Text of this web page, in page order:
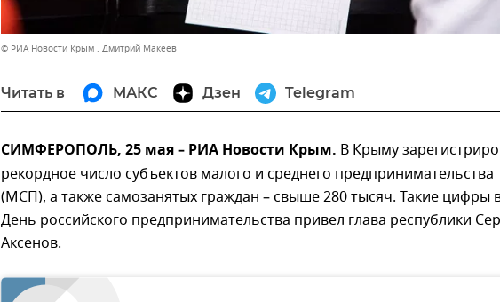
© РИА Новости Крым . Дмитрий Макеев
Читать в МАКС Дзен Telegram
СИМФЕРОПОЛЬ, 25 мая – РИА Новости Крым. В Крыму
рекордное число субъектов малого и среднего предпринимательства
(МСП), а также самозанятых граждан – свыше 280 тысяч. Такие цифры
День российского предпринимательства привел глава республики
Аксенов.